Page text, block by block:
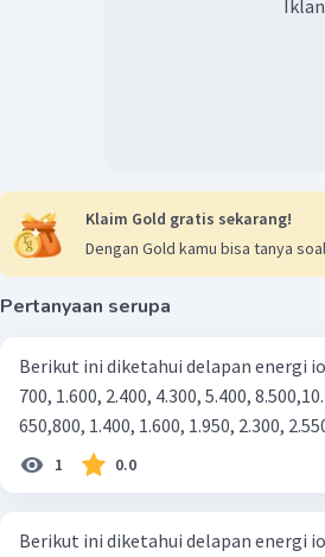
Iklan
Klaim Gold gratis sekarang!
Dengan Gold kamu bisa tanya
Pertanyaan serupa
Berikut ini diketahui delapan energi
700, 1.600, 2.400, 4.300, 5.400,
650,800, 1.400, 1.600, 1.950, 2.300,
1 0.0
Berikut ini diketahui delapan energi